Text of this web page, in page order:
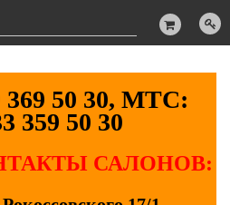
369 50 30, МТС:
359 50 30
САЛОНОВ: